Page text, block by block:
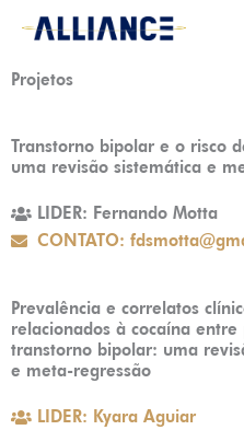
para
conteúdo
Projetos
Transtorno bipolar e o risco
uma revisão sistemática e
LIDER: Fernando Motta
CONTATO:
Prevalência e correlatos
relacionados à cocaína
transtorno bipolar: uma
e meta-regressão
LIDER: Kyara Aguiar